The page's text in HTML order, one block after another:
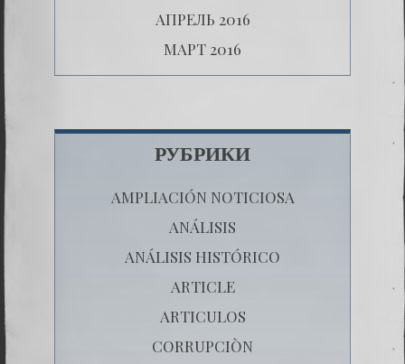
АПРЕЛЬ 2016
МАРТ 2016
РУБРИКИ
AMPLIACIÓN NOTICIOSA
ANÁLISIS
ANÁLISIS HISTÓRICO
ARTICLE
ARTICULOS
CORRUPCIÒN